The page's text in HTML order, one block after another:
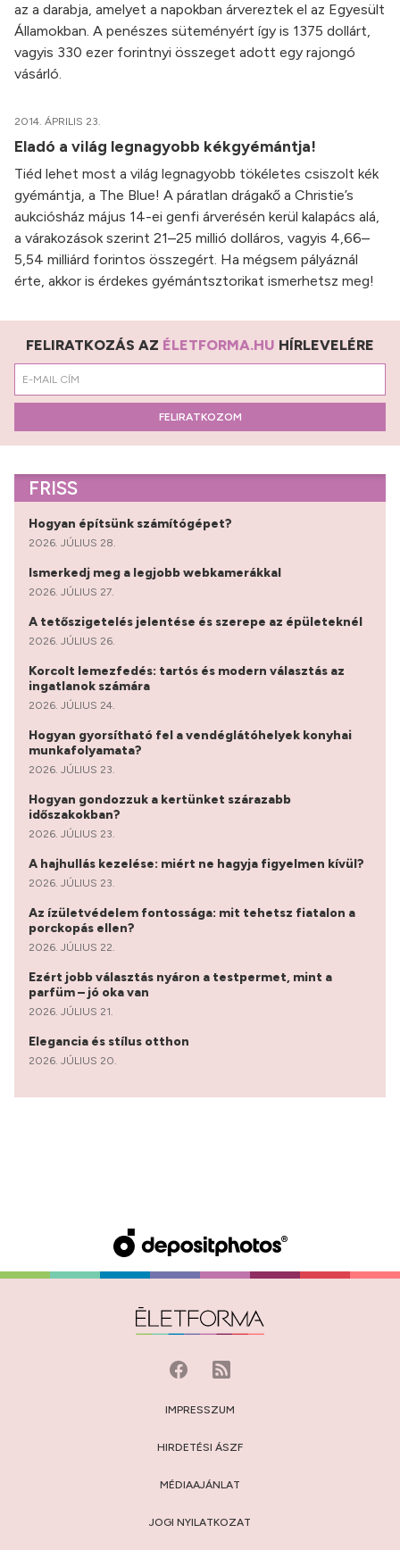
az a darabja, amelyet a napokban árvereztek el az Egyesült
Államokban. A penészes süteményért így is 1375 dollárt,
vagyis 330 ezer forintnyi összeget adott egy rajongó
vásárló.
2014. ÁPRILIS 23.
Eladó a világ legnagyobb kékgyémántja!
Tiéd lehet most a világ legnagyobb tökéletes csiszolt kék
gyémántja, a The Blue! A páratlan drágakő a Christie’s
aukciósház május 14-ei genfi árverésén kerül kalapács alá,
a várakozások szerint 21–25 millió dolláros, vagyis 4,66–
5,54 milliárd forintos összegért. Ha mégsem pályáznál
érte, akkor is érdekes gyémántsztorikat ismerhetsz meg!
FELIRATKOZÁS AZ ÉLETFORMA.HU HÍRLEVELÉRE
FELIRATKOZOM
FRISS
Hogyan építsünk számítógépet?
2026. JÚLIUS 28.
Ismerkedj meg a legjobb webkamerákkal
2026. JÚLIUS 27.
A tetőszigetelés jelentése és szerepe az épületeknél
2026. JÚLIUS 26.
Korcolt lemezfedés: tartós és modern választás az
ingatlanok számára
2026. JÚLIUS 24.
Hogyan gyorsítható fel a vendéglátóhelyek konyhai
munkafolyamata?
2026. JÚLIUS 23.
Hogyan gondozzuk a kertünket szárazabb
időszakokban?
2026. JÚLIUS 23.
A hajhullás kezelése: miért ne hagyja figyelmen kívül?
2026. JÚLIUS 23.
Az ízületvédelem fontossága: mit tehetsz fiatalon a
porckopás ellen?
2026. JÚLIUS 22.
Ezért jobb választás nyáron a testpermet, mint a
parfüm – jó oka van
2026. JÚLIUS 21.
Elegancia és stílus otthon
2026. JÚLIUS 20.
IMPRESSZUM
HIRDETÉSI ÁSZF
MÉDIAAJÁNLAT
JOGI NYILATKOZAT